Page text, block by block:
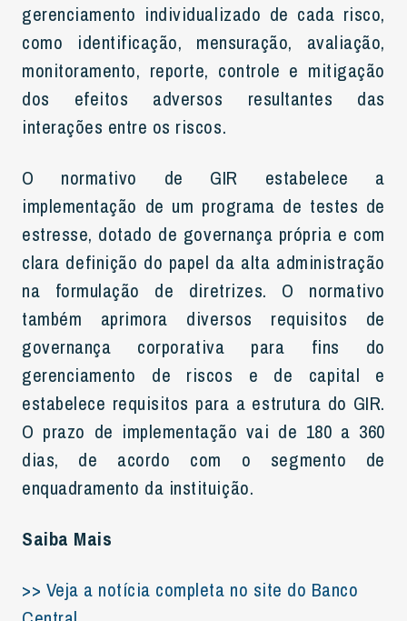
gerenciamento individualizado de cada risco,
como identificação, mensuração, avaliação,
monitoramento, reporte, controle e mitigação
dos efeitos adversos resultantes das
interações entre os riscos.
O normativo de GIR estabelece a
implementação de um programa de testes de
estresse, dotado de governança própria e com
clara definição do papel da alta administração
na formulação de diretrizes. O normativo
também aprimora diversos requisitos de
governança corporativa para fins do
gerenciamento de riscos e de capital e
estabelece requisitos para a estrutura do GIR.
O prazo de implementação vai de 180 a 360
dias, de acordo com o segmento de
enquadramento da instituição.
Saiba Mais
>> Veja a notícia completa no site do Banco